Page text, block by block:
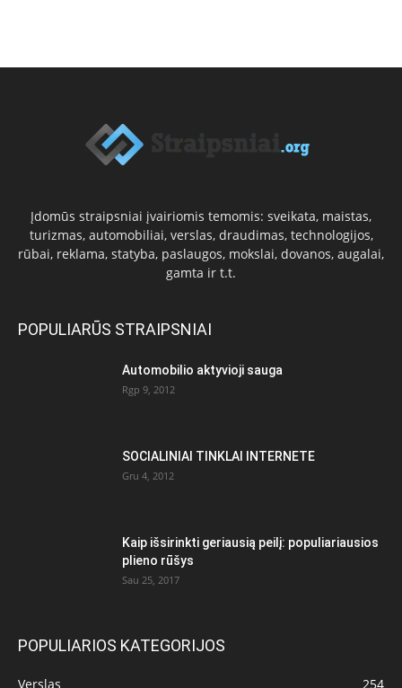
Įdomūs straipsniai įvairiomis temomis: sveikata, maistas,
turizmas, automobiliai, verslas, draudimas, technologijos,
rūbai, reklama, statyba, paslaugos, mokslai, dovanos, augalai,
gamta ir t.t.
POPULIARŪS STRAIPSNIAI
Automobilio aktyvioji sauga
Rgp 9, 2012
SOCIALINIAI TINKLAI INTERNETE
Gru 4, 2012
Kaip išsirinkti geriausią peilį: populiariausios
plieno rūšys
Sau 25, 2017
POPULIARIOS KATEGORIJOS
Verslas 254